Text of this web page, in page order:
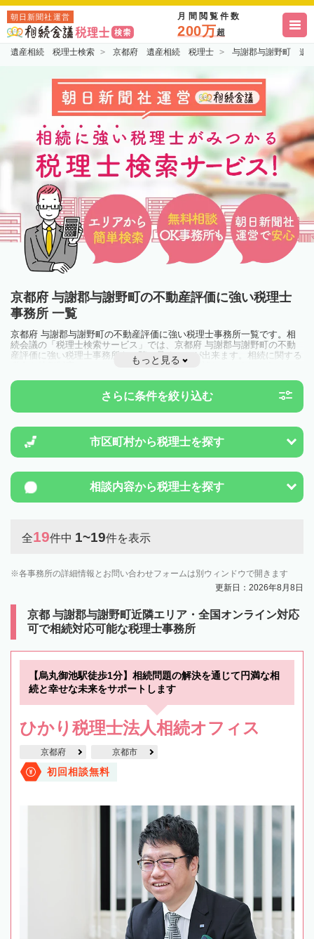
朝日新聞社運営 月間閲覧件数
200万超
遺産相続 税理士検索 京都府 遺産相続 税理士 与謝郡与謝野町 遺
京都府 与謝郡与謝野町の不動産評価に強い税理士
事務所 一覧
京都府 与謝郡与謝野町の不動産評価に強い税理士事務所一覧です。相
続会議の「税理士検索サービス」では、京都府 与謝郡与謝野町の不動
産評価に強い税理士事務所を一覧で見ることが出来ます。相続に関する
税金や特例制度のことは一度近隣の税理士に相談してみましょう。
もっと見る
さらに条件を絞り込む
市区町村から税理士を探す
相談内容から税理士を探す
全19件中 1~19件を表示
各事務所の詳細情報とお問い合わせフォームは別ウィンドウで開きます
更新日：2026年8月8日
京都 与謝郡与謝野町近隣エリア・全国オンライン対応
可で相続対応可能な税理士事務所
【烏丸御池駅徒歩1分】相続問題の解決を通じて円満な相
続と幸せな未来をサポートします
ひかり税理士法人相続オフィス
京都府 京都市
初回相談無料